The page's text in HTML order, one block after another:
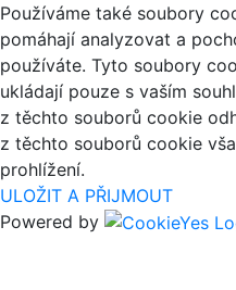
Používáme také soubory
pomáhají analyzovat a
používáte. Tyto soubory
ukládají pouze s vaším
z těchto souborů cookie
z těchto souborů cookie
prohlížení.
ULOŽIT A PŘIJMOUT
Powered by